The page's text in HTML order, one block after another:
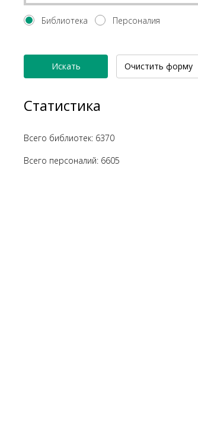
Библиотека Персоналия
Искать Очистить форму
Статистика
Всего библиотек: 6370
Всего персоналий: 6605